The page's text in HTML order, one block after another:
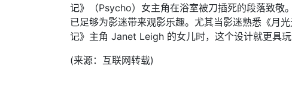
记》（Psycho）女主角在浴室被刀插死的段落致敬
已足够为影迷带来观影乐趣。尤其当影迷熟悉《月
记》主角 Janet Leigh 的女儿时，这个设计就更具玩
(来源：互联网转载)